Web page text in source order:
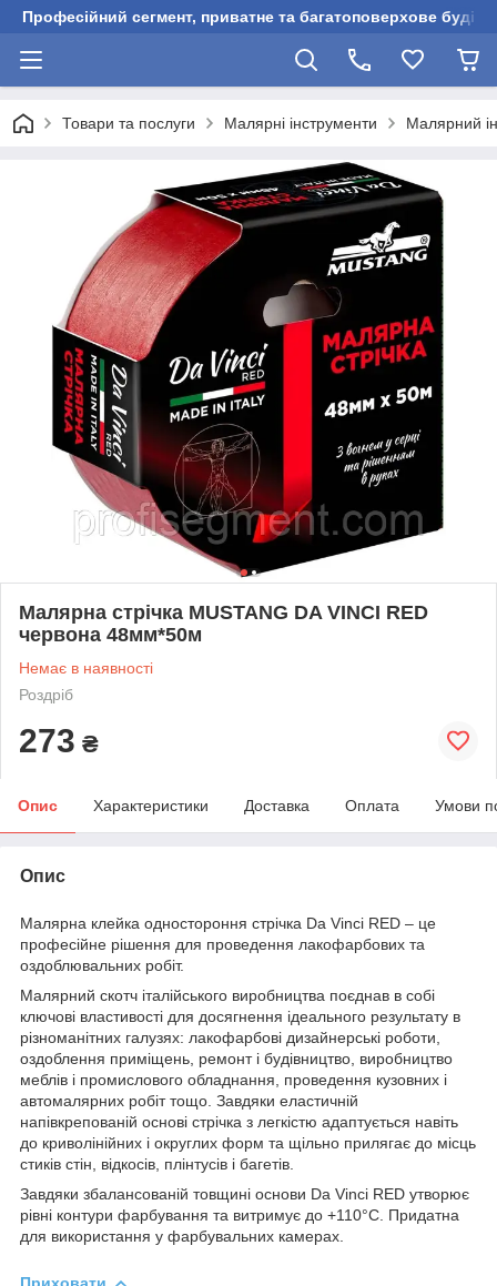
Професійний сегмент, приватне та багатоповерхове
Товари та послуги Малярні інструменти Малярний
Малярна стрічка MUSTANG DA VINCI RED
червона 48мм*50м
Немає в наявності
Роздріб
273 ₴
Опис Характеристики Доставка Оплата Умови
Опис
Малярна клейка одностороння стрічка Da Vinci RED – це
професійне рішення для проведення лакофарбових та
оздоблювальних робіт.
Малярний скотч італійського виробництва поєднав в собі
ключові властивості для досягнення ідеального результату в
різноманітних галузях: лакофарбові дизайнерські роботи,
оздоблення приміщень, ремонт і будівництво, виробництво
меблів і промислового обладнання, проведення кузовних і
автомалярних робіт тощо. Завдяки еластичній
напівкрепованій основі стрічка з легкістю адаптується навіть
до криволінійних і округлих форм та щільно прилягає до місць
стиків стін, відкосів, плінтусів і багетів.
Завдяки збалансованій товщині основи Da Vinci RED утворює
рівні контури фарбування та витримує до +110°С. Придатна
для використання у фарбувальних камерах.
Приховати